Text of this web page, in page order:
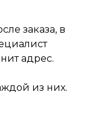
заказа, в
адрес.
из них.